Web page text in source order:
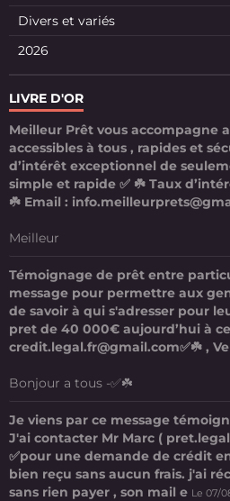
Divers et variés
2026
LIVRE D'OR
Meilleur Prêt vous accompagne
accessibles à tous , rapides et
d’intérêt exceptionnel de
simple et rapide ✅ ☘️ Taux
☘️ Email :
Meilleur
Témoignage de prêt entre
message pour permettre aux
de savoir à qui s'adresser pour
pret de 40 000€ aujourd’hui à
credit.legal.fr@gmail.com✅☘️ ,
Bonjour a tous -✅☘️
Je viens par ce message
J'ai contacter Mr Marc (
✅pour une demande de crédit
bien reçu sans aucun frais. j'ai
sans rien payer , son mail e Le 07/